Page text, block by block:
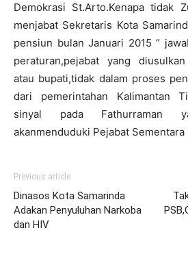
Demokrasi St.Arto.Kenapa tidak
menjabat Sekretaris Kota
pensiun bulan Januari 2015 “
peraturan,pejabat yang
atau bupati,tidak dalam proses
dari pemerintahan Kalimantan
sinyal pada Fathurraman
akanmenduduki Pejabat Sementara
Previous article
Dinasos Kota Samarinda
Adakan Penyuluhan Narkoba
dan HIV